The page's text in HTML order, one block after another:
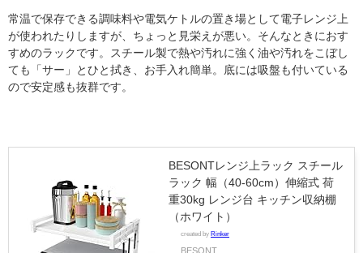
常温で保存できる調味料や電気ケトルの置き場として電子レンジ上
が使われたりしますが、ちょっと見栄えが悪い。そんなときにおす
すめのラックです。
スチール製で熱や汚れに強く油や汚れをこぼし
ても「サー」とひと拭き、お手入れ簡単。底には吸盤も付いている
ので安定感も抜群です。
BESONTレンジ上ラック スチール
ラック 幅（40-60cm）伸縮式 荷
重30kg レンジ台 キッチン収納棚
（ホワイト）
created by Rinker
BESONT